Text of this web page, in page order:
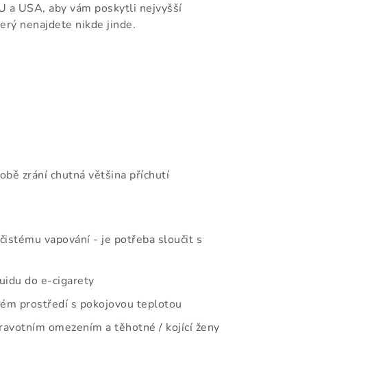
a USA, aby vám poskytli nejvyšší
nenajdete nikde jinde.
zrání chutná většina příchutí
vapování - je potřeba sloučit s
do e-cigarety
prostředí s pokojovou teplotou
omezením a těhotné / kojící ženy